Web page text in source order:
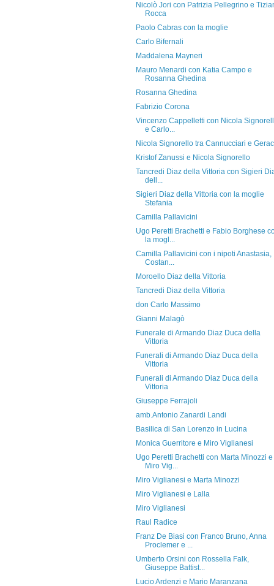
Nicolò Jori con Patrizia Pellegrino e
Rocca
Paolo Cabras con la moglie
Carlo Bifernali
Maddalena Mayneri
Mauro Menardi con Katia Campo e
Rosanna Ghedina
Rosanna Ghedina
Fabrizio Corona
Vincenzo Cappelletti con Nicola
e Carlo...
Nicola Signorello tra Cannucciari e
Kristof Zanussi e Nicola Signorello
Tancredi Diaz della Vittoria con Sigieri
dell...
Sigieri Diaz della Vittoria con la moglie
Stefania
Camilla Pallavicini
Ugo Peretti Brachetti e Fabio Borghese
la mogl...
Camilla Pallavicini con i nipoti Anastasia,
Costan...
Moroello Diaz della Vittoria
Tancredi Diaz della Vittoria
don Carlo Massimo
Gianni Malagò
Funerale di Armando Diaz Duca della
Vittoria
Funerali di Armando Diaz Duca della
Vittoria
Funerali di Armando Diaz Duca della
Vittoria
Giuseppe Ferrajoli
amb.Antonio Zanardi Landi
Basilica di San Lorenzo in Lucina
Monica Guerritore e Miro Viglianesi
Ugo Peretti Brachetti con Marta Minozzi e
Miro Vig...
Miro Viglianesi e Marta Minozzi
Miro Viglianesi e Lalla
Miro Viglianesi
Raul Radice
Franz De Biasi con Franco Bruno, Anna
Proclemer e ...
Umberto Orsini con Rossella Falk,
Giuseppe Battist...
Lucio Ardenzi e Mario Maranzana